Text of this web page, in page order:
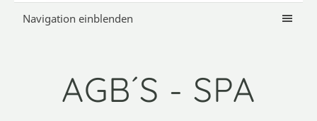
Navigation einblenden
AGB´S - SPA